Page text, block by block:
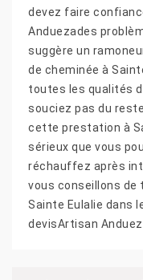
devez faire
Anduezades
suggère un
de cheminée à
toutes les qualités
souciez pas du
cette prestation à
sérieux que vous
réchauffez après
vous conseillons de
Sainte Eulalie dans
devisArtisan